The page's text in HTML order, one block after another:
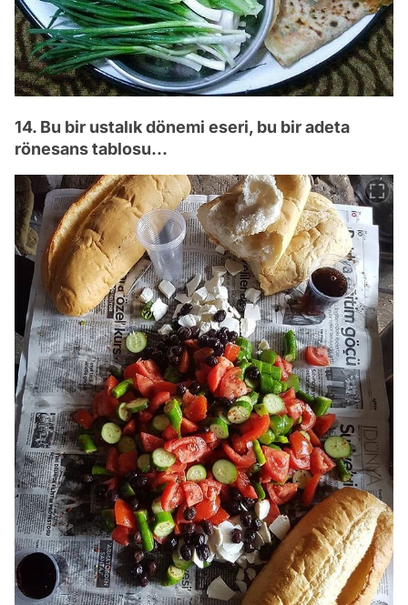
14. Bu bir ustalık dönemi eseri, bu bir adeta
rönesans tablosu...